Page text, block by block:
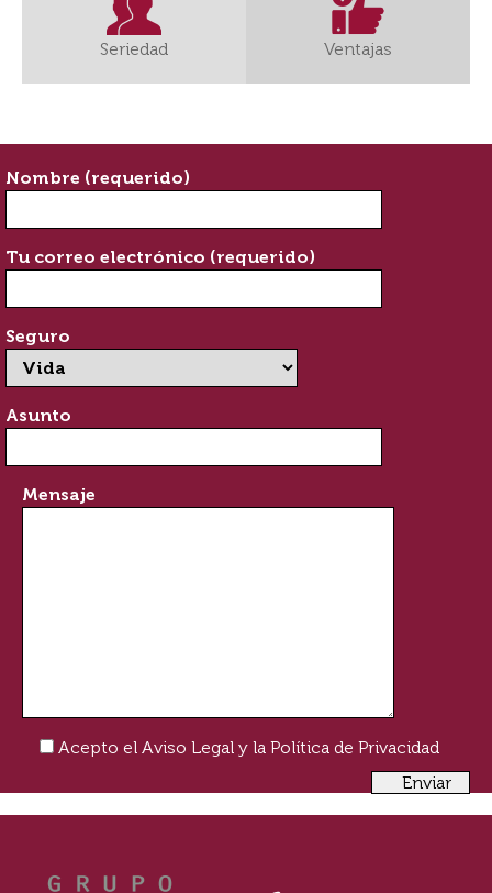
Seriedad Ventajas
Nombre (requerido)
Tu correo electrónico (requerido)
Seguro
Asunto
Mensaje
Acepto el Aviso Legal y la Política de Privacidad